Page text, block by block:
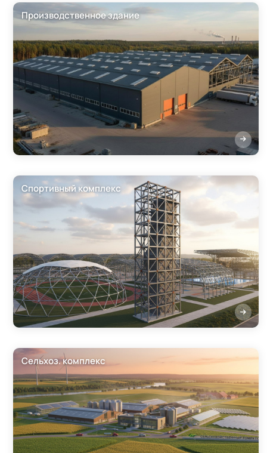
Производственное здание
Спортивный комплекс
Сельхоз. комплекс